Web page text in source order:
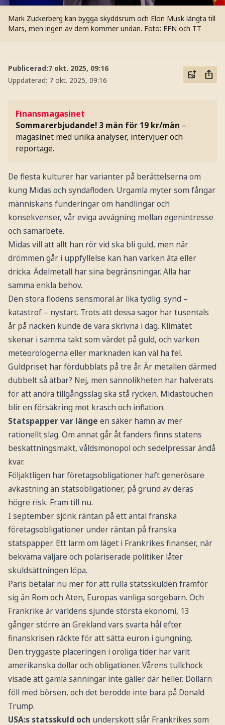
Mark Zuckerberg kan bygga skyddsrum och Elon Musk längta till
Mars, men ingen av dem kommer undan. Foto: EFN och TT
Publicerad:7 okt. 2025, 09:16
Uppdaterad: 7 okt. 2025, 09:16
Finansmagasinet
Sommarerbjudande! 3 mån för 19 kr/mån –
magasinet med unika analyser, intervjuer och
reportage.
De flesta kulturer har varianter på berättelserna om
kung Midas och syndafloden. Urgamla myter som fångar
människans funderingar om handlingar och
konsekvenser, vår eviga avvägning mellan egenintresse
och samarbete.
Midas vill att allt han rör vid ska bli guld, men när
drömmen går i uppfyllelse kan han varken äta eller
dricka. Ädelmetall har sina begränsningar. Alla har
samma enkla behov.
Den stora flodens sensmoral är lika tydlig: synd –
katastrof – nystart. Trots att dessa sagor har tusentals
år på nacken kunde de vara skrivna i dag. Klimatet
skenar i samma takt som värdet på guld, och varken
meteorologerna eller marknaden kan väl ha fel.
Guldpriset har fördubblats på tre år. Är metallen därmed
dubbelt så ätbar? Nej, men sannolikheten har halverats
för att andra tillgångsslag ska stå rycken. Midastouchen
blir en försäkring mot krasch och inflation.
Statspapper var länge en säker hamn av mer
rationellt slag. Om annat går åt fanders finns statens
beskattningsmakt, våldsmonopol och sedelpressar ändå
kvar.
Följaktligen har företagsobligationer haft generösare
avkastning än statsobligationer, på grund av deras
högre risk. Fram till nu.
I september sjönk räntan på ett antal franska
företagsobligationer under räntan på franska
statspapper. Ett larm om läget i Frankrikes finanser, när
bekväma väljare och polariserade politiker låter
skuldsättningen löpa.
Paris betalar nu mer för att rulla statsskulden framför
sig än Rom och Aten, Europas vanliga sorgebarn. Och
Frankrike är världens sjunde största ekonomi, 13
gånger större än Grekland vars svarta hål efter
finanskrisen räckte för att sätta euron i gungning.
Den tryggaste placeringen i oroliga tider har varit
amerikanska dollar och obligationer. Vårens tullchock
visade att gamla sanningar inte gäller där heller. Dollarn
föll med börsen, och det berodde inte bara på Donald
Trump.
USA:s statsskuld och underskott slår Frankrikes som